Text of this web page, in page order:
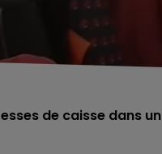
de caisse dans